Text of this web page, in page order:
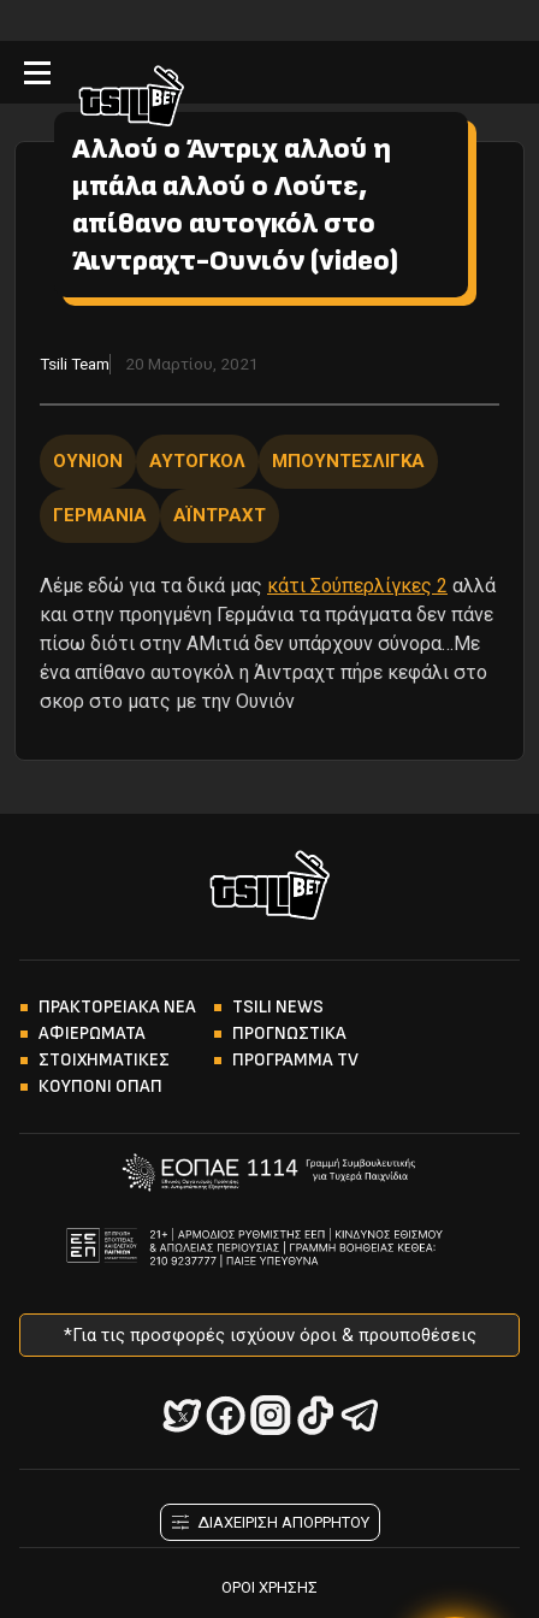
Αλλού ο Άντριχ αλλού η
μπάλα αλλού ο Λούτε,
απίθανο αυτογκόλ στο
Άιντραχτ-Ουνιόν (video)
Tsili Team 20 Μαρτίου, 2021
ΟΥΝΙΟΝ ΑΥΤΟΓΚΟΛ ΜΠΟΥΝΤΕΣΛΙΓΚΑ
ΓΕΡΜΑΝΙΑ ΑΪΝΤΡΑΧΤ
Λέμε εδώ για τα δικά μας κάτι Σούπερλίγκες 2 αλλά
και στην προηγμένη Γερμάνια τα πράγματα δεν πάνε
πίσω διότι στην ΑΜιτιά δεν υπάρχουν σύνορα…Με
ένα απίθανο αυτογκόλ η Άιντραχτ πήρε κεφάλι στο
σκορ στο ματς με την Ουνιόν
ΠΡΑΚΤΟΡΕΙΑΚΑ ΝΕΑ
TSILI NEWS
ΑΦΙΕΡΩΜΑΤΑ
ΠΡΟΓΝΩΣΤΙΚΑ
ΣΤΟΙΧΗΜΑΤΙΚΕΣ
ΠΡΟΓΡΑΜΜΑ TV
ΚΟΥΠΟΝΙ ΟΠΑΠ
*Για τις προσφορές ισχύουν όροι & προυποθέσεις
ΔΙΑΧΕΙΡΙΣΗ ΑΠΟΡΡΗΤΟΥ
ΟΡΟΙ ΧΡΗΣΗΣ